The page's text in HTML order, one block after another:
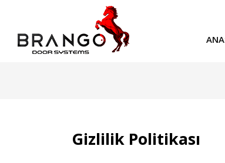
Gizlilik Politikası